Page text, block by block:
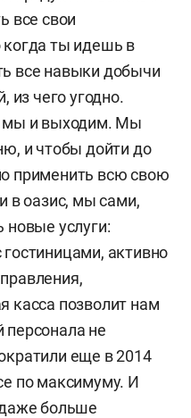
все свои
ты идешь в
все навыки добычи
из чего угодно.
мы и выходим. Мы
и чтобы дойти до
применить всю свою
в оазис, мы сами,
новые услуги:
активно
касса позволит нам
персонала не
еще в 2014
по максимуму. И
больше